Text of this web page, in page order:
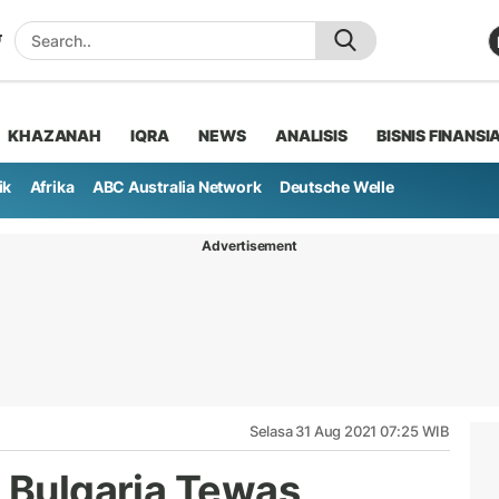
KHAZANAH IQRA NEWS ANALISIS BISNIS
Afrika ABC Australia Network Deutsche Welle
Advertisement
Selasa 31 Aug 2021 07:25 WIB